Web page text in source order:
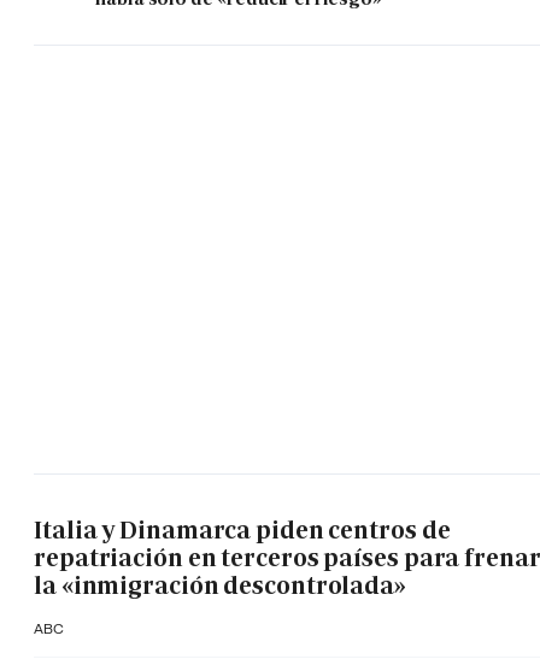
Italia y Dinamarca piden centros de
repatriación en terceros países para frenar
la «inmigración descontrolada»
ABC